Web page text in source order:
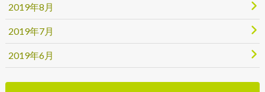
2019年8月
2019年7月
2019年6月